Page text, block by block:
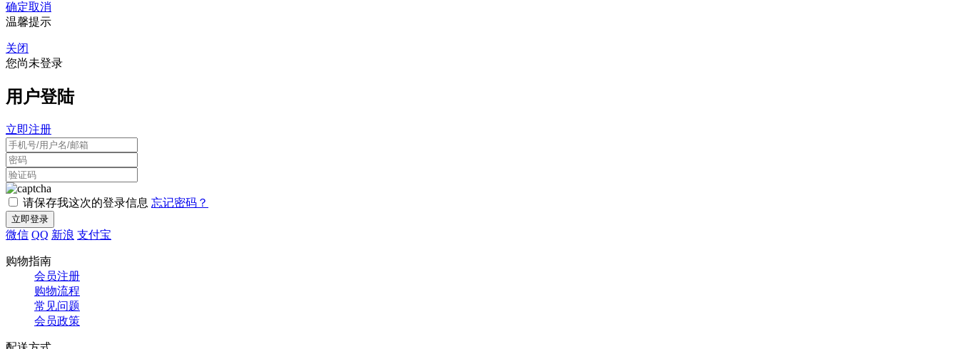
确定取消
温馨提示
关闭
您尚未登录
用户登陆
立即注册
请保存我这次的登录信息 忘记密码？
微信 QQ 新浪 支付宝
购物指南
会员注册
购物流程
常见问题
会员政策